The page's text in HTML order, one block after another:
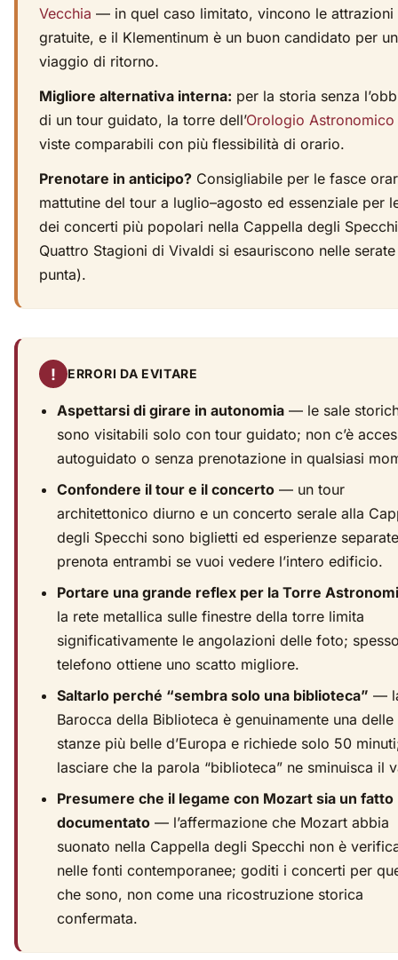
Vecchia — in quel caso limitato, vincono le attrazioni
gratuite, e il Klementinum è un buon candidato per un
viaggio di ritorno.
Migliore alternativa interna: per la storia senza
di un tour guidato, la torre dell’Orologio Astronomico
viste comparabili con più flessibilità di orario.
Prenotare in anticipo? Consigliabile per le fasce
mattutine del tour a luglio–agosto ed essenziale per
dei concerti più popolari nella Cappella degli
Quattro Stagioni di Vivaldi si esauriscono nelle
punta).
! ERRORI DA EVITARE
Aspettarsi di girare in autonomia — le sale
sono visitabili solo con tour guidato; non c’è
autoguidato o senza prenotazione in qualsiasi
Confondere il tour e il concerto — un tour
architettonico diurno e un concerto serale alla
degli Specchi sono biglietti ed esperienze
prenota entrambi se vuoi vedere l’intero edificio.
Portare una grande reflex per la Torre
la rete metallica sulle finestre della torre limita
significativamente le angolazioni delle foto;
telefono ottiene uno scatto migliore.
Saltarlo perché “sembra solo una biblioteca” —
Barocca della Biblioteca è genuinamente una delle
stanze più belle d’Europa e richiede solo 50
lasciare che la parola “biblioteca” ne sminuisca il
Presumere che il legame con Mozart sia un fatto
documentato — l’affermazione che Mozart abbia
suonato nella Cappella degli Specchi non è
nelle fonti contemporanee; goditi i concerti per
che sono, non come una ricostruzione storica
confermata.